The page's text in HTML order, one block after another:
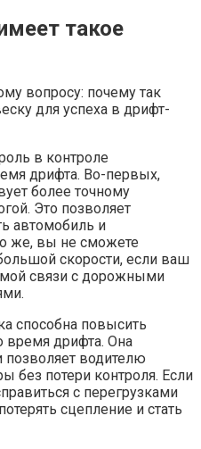
такое
вопросу: почему так
для успеха в дрифт-
в контроле
дрифта. Во-первых,
более точному
Это позволяет
автомобиль и
же, вы не сможете
скорости, если ваш
связи с дорожными
способна повысить
время дрифта. Она
позволяет водителю
без потери контроля. Если
с перегрузками
сцепление и стать